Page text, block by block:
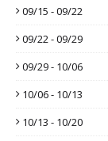
09/15 - 09/22
09/22 - 09/29
09/29 - 10/06
10/06 - 10/13
10/13 - 10/20